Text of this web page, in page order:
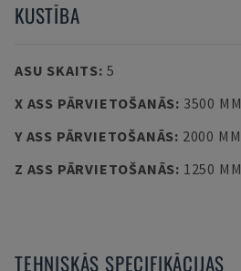
KUSTĪBA
ASU SKAITS: 5
X ASS PĀRVIETOŠANĀS: 3500 MM
Y ASS PĀRVIETOŠANĀS: 2000 MM
Z ASS PĀRVIETOŠANĀS: 1250 MM
TEHNISKĀS SPECIFIKĀCIJAS